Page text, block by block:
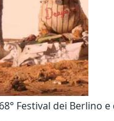
Festival dei Berlino